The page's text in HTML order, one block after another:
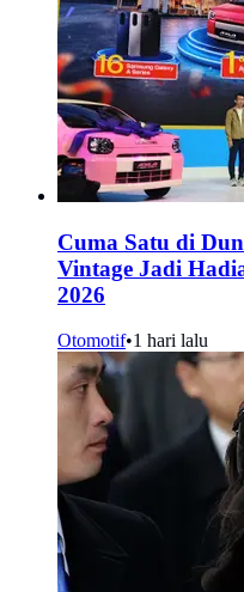
Cuma Satu di
Vintage Jadi
2026
Otomotif•1 hari lalu